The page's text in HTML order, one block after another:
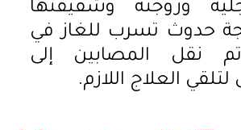
وزوجته وشقيقتها
حدوث تسرب للغاز في
نقل المصابين إلى
العلاج اللازم.